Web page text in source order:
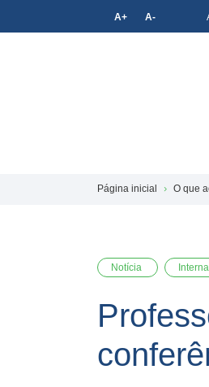
A+ A-
Página inicial O que
Notícia